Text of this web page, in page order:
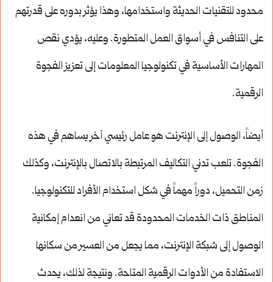
محدود للتقنيات الحديثة واستخدامها، وهذا يؤثر بدوره على قدرتهم
على التنافس في أسواق العمل المتطورة. وعليه، يؤدي نقص
المهارات الأساسية في تكنولوجيا المعلومات إلى تعزيز الفجوة
الرقمية.
أيضاً، الوصول إلى الإنترنت هو عامل رئيسي آخر يساهم في هذه
الفجوة. تلعب تدني التكاليف المرتبطة بالاتصال بالإنترنت، وكذلك
زمن التحميل، دوراً مهماً في شكل استخدام الأفراد للتكنولوجيا.
المناطق ذات الخدمات المحدودة قد تعاني من انعدام إمكانية
الوصول إلى شبكة الإنترنت، مما يجعل من العسير من سكانها
الاستفادة من الأدوات الرقمية المتاحة. ونتيجة لذلك، يحدث